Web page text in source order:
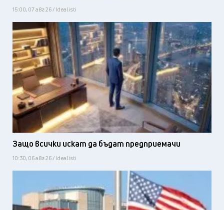
15:00, 07 авг 26 / Idealisti
Защо всички искат да бъдат предприемачи
10:30, 06 авг 26 / Idealisti